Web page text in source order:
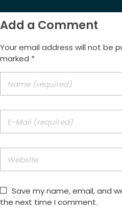
Add a Comment
Your email address will not be
marked *
Save my name, email, and
the next time I comment.